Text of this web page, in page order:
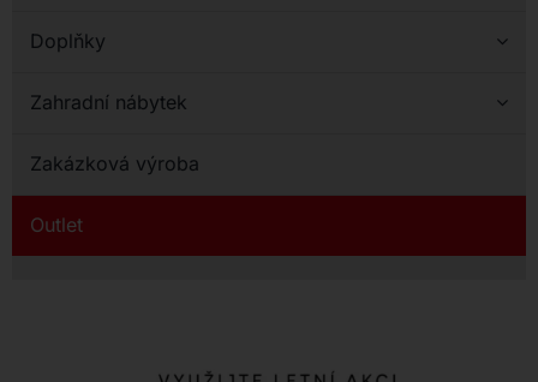
Doplňky
Zahradní nábytek
Zakázková výroba
Outlet